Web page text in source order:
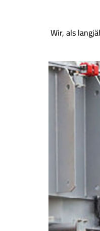
Wir, als